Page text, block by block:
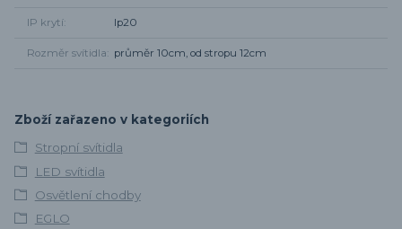
IP krytí Ip20
Rozměr svítidla průměr 10cm, od stropu 12cm
Zboží zařazeno v kategoriích
Stropní svítidla
LED svítidla
Osvětlení chodby
EGLO